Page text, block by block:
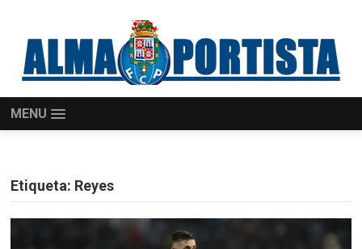
MENU
Etiqueta: Reyes